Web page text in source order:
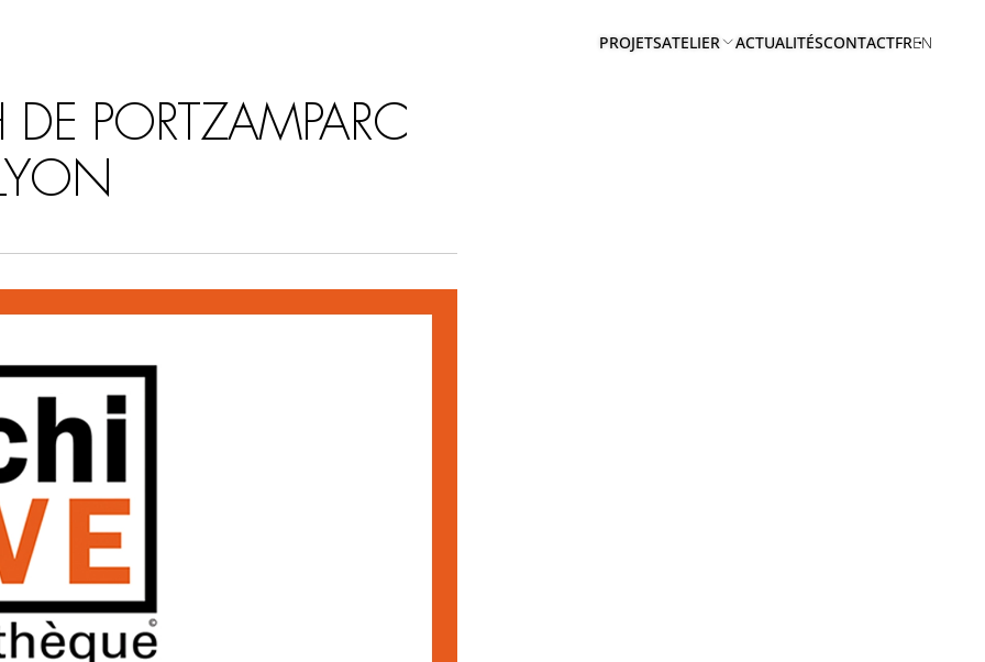
PROJETSATELIER
ACTUALITÉSCONTACTFREN
DE PORTZAMPARC